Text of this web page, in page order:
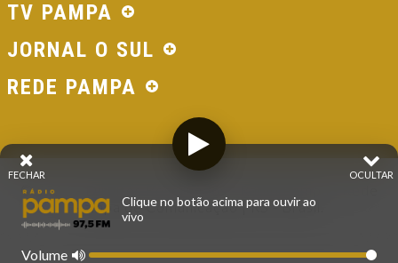
TV PAMPA
JORNAL O SUL
REDE PAMPA
© 2026 - Direitos Reservados - Rádio Pampa - Rede
Pampa de Comunicação | RS - Brasil.
OCULTAR
FECHAR
Clique no botão acima para ouvir ao
vivo
Volume